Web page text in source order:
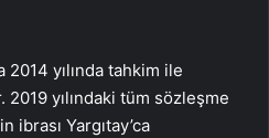
2014 yılında tahkim ile
2019 yılındaki tüm sözleşme
ibrası Yargıtay’ca